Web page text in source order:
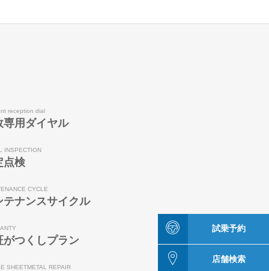
試乗予約
店舗検索
reception dial
専用ダイヤル
INSPECTION
点検
CYCLE
テナンスサイクル
がつくしプラン
SHEETMETAL REPAIR